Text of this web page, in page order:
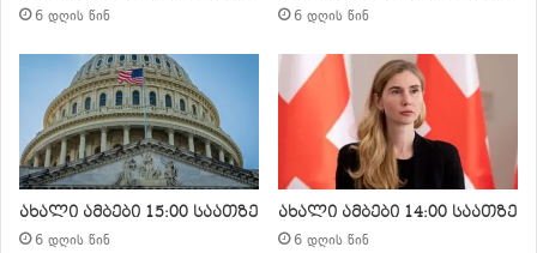
6 დღის წინ 6 დღის წინ
ახალი ამბები 15:00 საათზე
6 დღის წინ
ახალი ამბები 14:00 საათზე
6 დღის წინ